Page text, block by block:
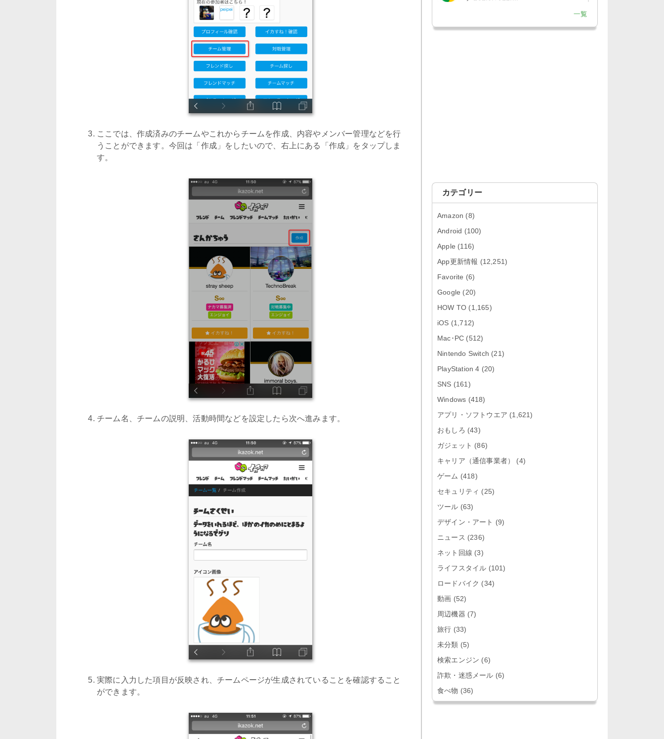
ここでは、作成済みのチームやこれからチームを作成、内容やメンバー管理などを行
うことができます。今回は「作成」をしたいので、右上にある「作成」をタップしま
す。
チーム名、チームの説明、活動時間などを設定したら次へ進みます。
実際に入力した項目が反映され、チームページが生成されていることを確認すること
ができます。
向け最新版を...
向け最新版を...
最新版をリリース。
版をリリース。AIプロ...
イバル 26.40」iOS向...
「Google Chrome - ウェブブラウ
ザ 151.0.7922....
「Microsoft Outlook 5.2630.0」iOS
「Google カレンダー 26.29.4」iOS
「Instagram 441.0.0」iOS向け最新
「Google ドライブ - 安全なオンラ
一覧
カテゴリー
Amazon (8)
Android (100)
Apple (116)
App更新情報 (12,251)
Favorite (6)
Google (20)
HOW TO (1,165)
iOS (1,712)
Mac･PC (512)
Nintendo Switch (21)
PlayStation 4 (20)
SNS (161)
Windows (418)
アプリ・ソフトウエア (1,621)
おもしろ (43)
ガジェット (86)
キャリア（通信事業者）
(4)
ゲーム (418)
セキュリティ (25)
ツール (63)
デザイン・アート (9)
ニュース (236)
ネット回線 (3)
ライフスタイル (101)
ロードバイク (34)
動画 (52)
周辺機器 (7)
旅行 (33)
未分類 (5)
検索エンジン (6)
詐欺・迷惑メール (6)
食べ物 (36)